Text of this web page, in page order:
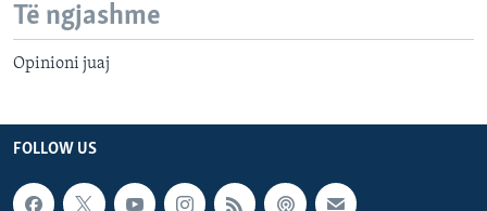
Të ngjashme
Opinioni juaj
FOLLOW US